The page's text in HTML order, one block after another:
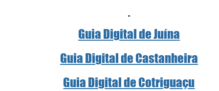
Guia Digital de Juína
Guia Digital de Castanheira
Guia Digital de Cotriguaçu